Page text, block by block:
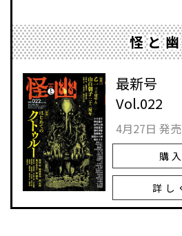
怪と
最新号
Vol.022
4月27日 発売
購
詳し